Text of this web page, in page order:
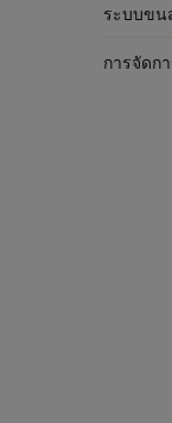
ระบบขน
การจัดก